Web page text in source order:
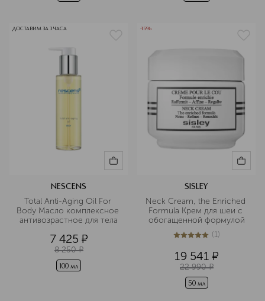
ДОСТАВИМ ЗА 3 ЧАСА
NESCENS
Total Anti-Aging Oil For
Body Масло комплексное
антивозрастное для тела
7 425 ¤
8 250 ¤
100 мл
-15%
SISLEY
Neck Cream, the Enriched
Formula Крем для шеи с
обогащенной формулой
5из 51 (1)
19 541 ¤
22 990 ¤
50 мл